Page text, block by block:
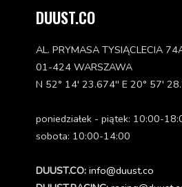
DUUST.CO
AL. PRYMASA TYSIĄCLECIA
01-424 WARSZAWA
N 52° 14' 23.674'' E 20° 57'
poniedziałek - piątek: 10:00-
sobota: 10:00-14:00
DUUST.CO: info@duust.co